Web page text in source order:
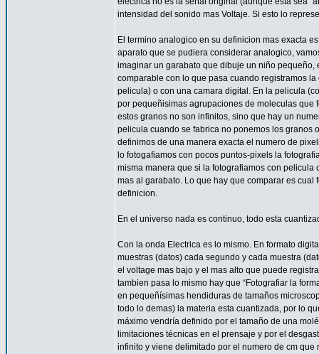
intensidad del sonido mas Voltaje. Si esto lo
El termino analogico en su definicion mas exacta
aparato que se pudiera considerar analogico,
imaginar un garabato que dibuje un niño
comparable con lo que pasa cuando registramos
pelicula) o con una camara digital. En la pelicula
por pequeñisimas agrupaciones de moleculas que
estos granos no son infinitos, sino que hay un
pelicula cuando se fabrica no ponemos los granos
definimos de una manera exacta el numero de
lo fotogafiamos con pocos puntos-pixels la
misma manera que si la fotografiamos con
mas al garabato. Lo que hay que comparar es
definicion.
En el universo nada es continuo, todo esta
Con la onda Electrica es lo mismo. En formato
muestras (datos) cada segundo y cada muestra
el voltage mas bajo y el mas alto que puede
tambien pasa lo mismo hay que “Fotografiar la
en pequeñísimas hendiduras de tamaños
todo lo demas) la materia esta cuantizada, por lo
máximo vendría definido por el tamaño de una
limitaciones técnicas en el prensaje y por el
infinito y viene delimitado por el numero de cm